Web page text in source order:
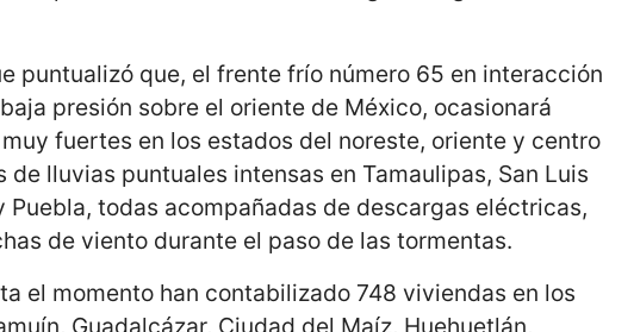
puntualizó que, el frente frío número 65 en interacción
presión sobre el oriente de México, ocasionará
fuertes en los estados del noreste, oriente y centro
de lluvias puntuales intensas en Tamaulipas, San Luis
Puebla, todas acompañadas de descargas eléctricas,
de viento durante el paso de las tormentas.
el momento han contabilizado 748 viviendas en los
Guadalcázar, Ciudad del Maíz, Huehuetlán,